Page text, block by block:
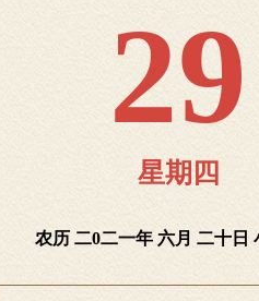
29
星期四
农历 二0二一年 六月 二十日